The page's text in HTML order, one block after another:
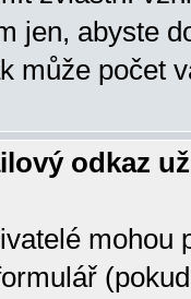
jen, abyste
může počet
odkaz
mohou